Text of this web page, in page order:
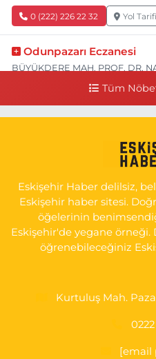
0 (222) 226 22 32 Yol
Odunpazarı Eczanesi
BÜYÜKDERE MAH. PROF. DR.
YENİDOĞAN MH.ŞEHİT
0 (222) 237 75 17 Yol
Tüm
Eskişehir Haber delilsiz,
Eskişehir haber sitesi.
öğelerinin
Eskişehir'de yegane
öğrenebileceğiniz
Kurtuluş Mah.
0222
[email